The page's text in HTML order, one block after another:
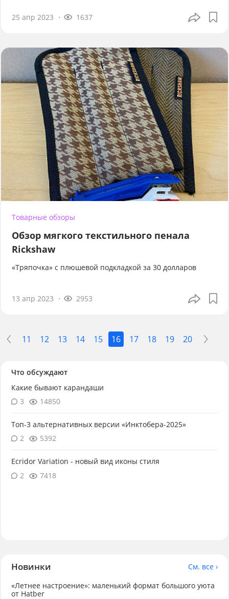
25 апр 2023 1637
Товарные обзоры
Обзор мягкого текстильного пенала
Rickshaw
«Тряпочка» с плюшевой подкладкой за 30 долларов
13 апр 2023 2953
11 12 13 14 15 16 17 18 19 20
Что обсуждают
Какие бывают карандаши
3
14850
Топ-3 альтернативных версии «Инктобера-2025»
2
5392
Ecridor Variation - новый вид иконы стиля
2
7418
Новинки
См. все ›
«Летнее настроение»: маленький формат большого уюта
от Hatber